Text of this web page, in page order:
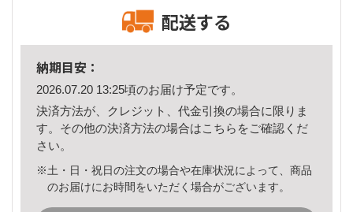
配送する
納期目安：
2026.07.20 13:25頃のお届け予定です。
決済方法が、クレジット、代金引換の場合に限りま
す。その他の決済方法の場合はこちら をご確認くだ
さい。
※土・日・祝日の注文の場合や在庫状況によって、商品
のお届けにお時間をいただく場合がございます。